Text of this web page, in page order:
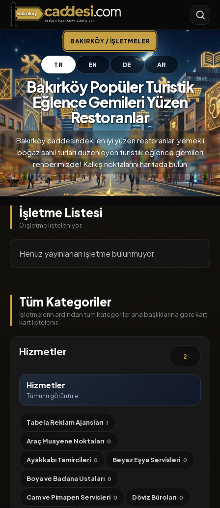
Bakırköy
Bakırköy
BAKIRKÖY / İŞLETMELER
TR EN DE AR
Bakırköy Popüler Turistik
Eğlence Gemileri Yüzen
Restoranlar
Bakırköy caddesindeki en iyi yüzen restoranlar, yemekli
boğaz sahil turları düzenleyen turistik eğlence gemileri
rehberimizde! Kalkış noktalarını haritada bulun
İşletme Listesi
0 işletme listeleniyor.
Henüz yayınlanan işletme bulunmuyor.
Tüm Kategoriler
İşletmelerin ardından tüm kategoriler ana başlıklarına göre kart
kart listelenir.
Hizmetler 2
Hizmetler
Tümünü görüntüle
Tabela Reklam Ajansları 1
Araç Muayene Noktaları 0
Ayakkabı Tamircileri 0 Beyaz Eşya Servisleri 0
Boya ve Badana Ustaları 0
Cam ve Pimapen Servisleri 0 Döviz Büroları 0